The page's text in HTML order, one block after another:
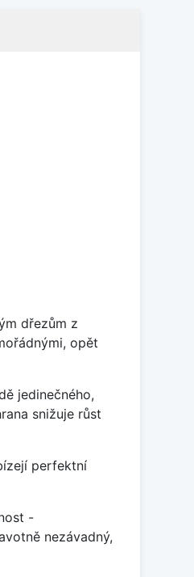
dřezům z
opět
jedinečného,
snižuje růst
perfektní
-
nezávadný,